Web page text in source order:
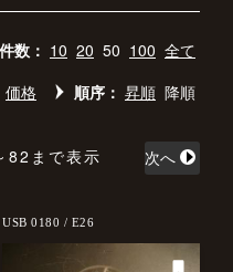
数： 10 20 50 100 全て
価格 順序： 昇順 降順
82まで表示 次へ
USB 0180 / E26